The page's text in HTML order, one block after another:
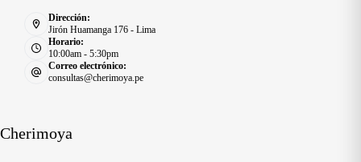
Dirección:
Jirón Huamanga 176 - Lima
Horario:
10:00am - 5:30pm
Correo electrónico:
consultas@cherimoya.pe
Cherimoya